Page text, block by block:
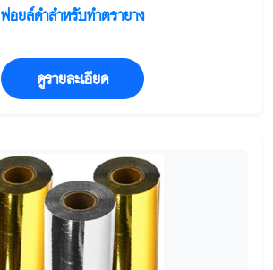
ฟอยล์ดำสำหรับทำตรายาง
ดูรายละเอียด